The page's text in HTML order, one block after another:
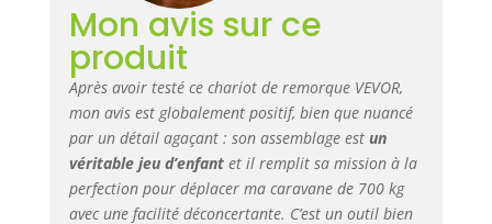
pneus fiables : Ce
chariot de
remorque est
équipé de pneus
pneumatiques de
grande taille de
355,6 mm,
capables de rouler
Mon avis sur ce
produit
Après avoir testé ce chariot de remorque VEVOR,
mon avis est globalement positif, bien que nuancé
par un détail agaçant : son assemblage est un
véritable jeu d’enfantet il remplit sa mission à la
perfection pour déplacer ma caravane de 700 kg
avec une facilité déconcertante. C’est un outil bien